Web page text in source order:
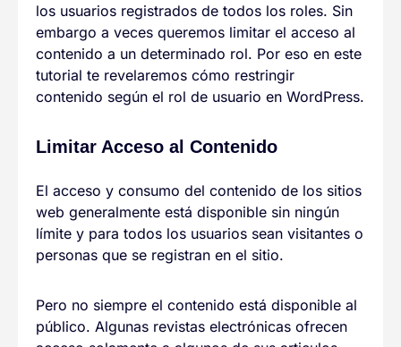
los usuarios registrados de todos los roles. Sin
embargo a veces queremos limitar el acceso al
contenido a un determinado rol. Por eso en este
tutorial te revelaremos cómo restringir
contenido según el rol de usuario en WordPress.
Limitar Acceso al Contenido
El acceso y consumo del contenido de los sitios
web generalmente está disponible sin ningún
límite y para todos los usuarios sean visitantes o
personas que se registran en el sitio.
Pero no siempre el contenido está disponible al
público. Algunas revistas electrónicas ofrecen